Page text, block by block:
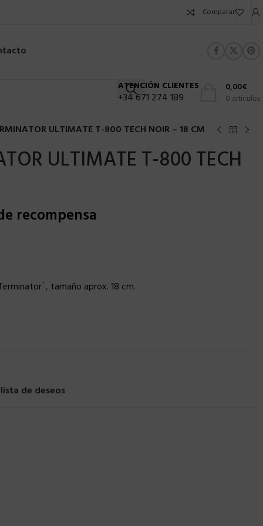
Comparar
ATENCIÓN CLIENTES
+34 671 274 189 0 artículos
0,00€
ULTIMATE T-800 TECH NOIR – 18 CM
ULTIMATE T-800 TECH
recompensa
tamaño aprox. 18 cm.
de deseos